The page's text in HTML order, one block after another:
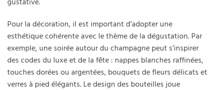
Pour la décoration, il est important d’adopter une
esthétique cohérente avec le thème de la dégustation. Par
exemple, une soirée autour du champagne peut s’inspirer
des codes du luxe et de la fête : nappes blanches raffinées,
touches dorées ou argentées, bouquets de fleurs délicats et
verres à pied élégants. Le design des bouteilles joue